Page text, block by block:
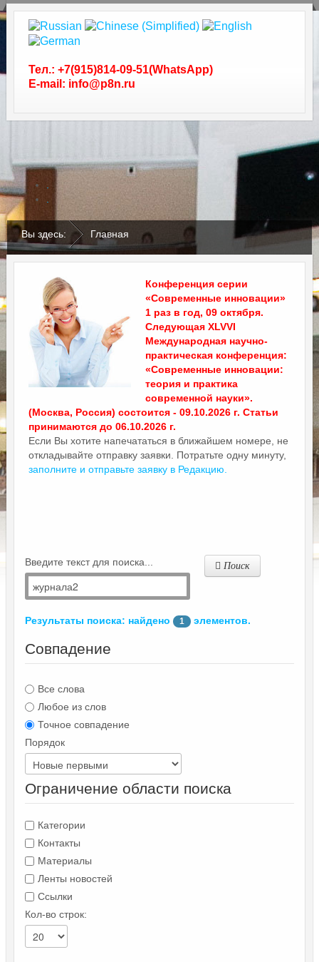
Тел.: +7(915)814-09-51(WhatsApp)
E-mail: info@p8n.ru
Вы здесь: Главная
Конференция серии
«Современные инновации»
1 раз в год, 09 октября.
Следующая XLVVI
Международная научно-
практическая конференция:
«Современные инновации:
теория и практика
современной науки».
(Москва, Россия) состоится - 09.10.2026 г. Статьи
принимаются до 06.10.2026 г.
Если Вы хотите напечататься в ближайшем номере, не
откладывайте отправку заявки. Потратьте одну минуту,
заполните и отправьте заявку в Редакцию.
Введите текст для поиска... Поиск
Результаты поиска: найдено 1 элементов.
Совпадение
Все слова
Любое из слов
Точное совпадение
Порядок
Ограничение области поиска
Категории
Контакты
Материалы
Ленты новостей
Ссылки
Кол-во строк: